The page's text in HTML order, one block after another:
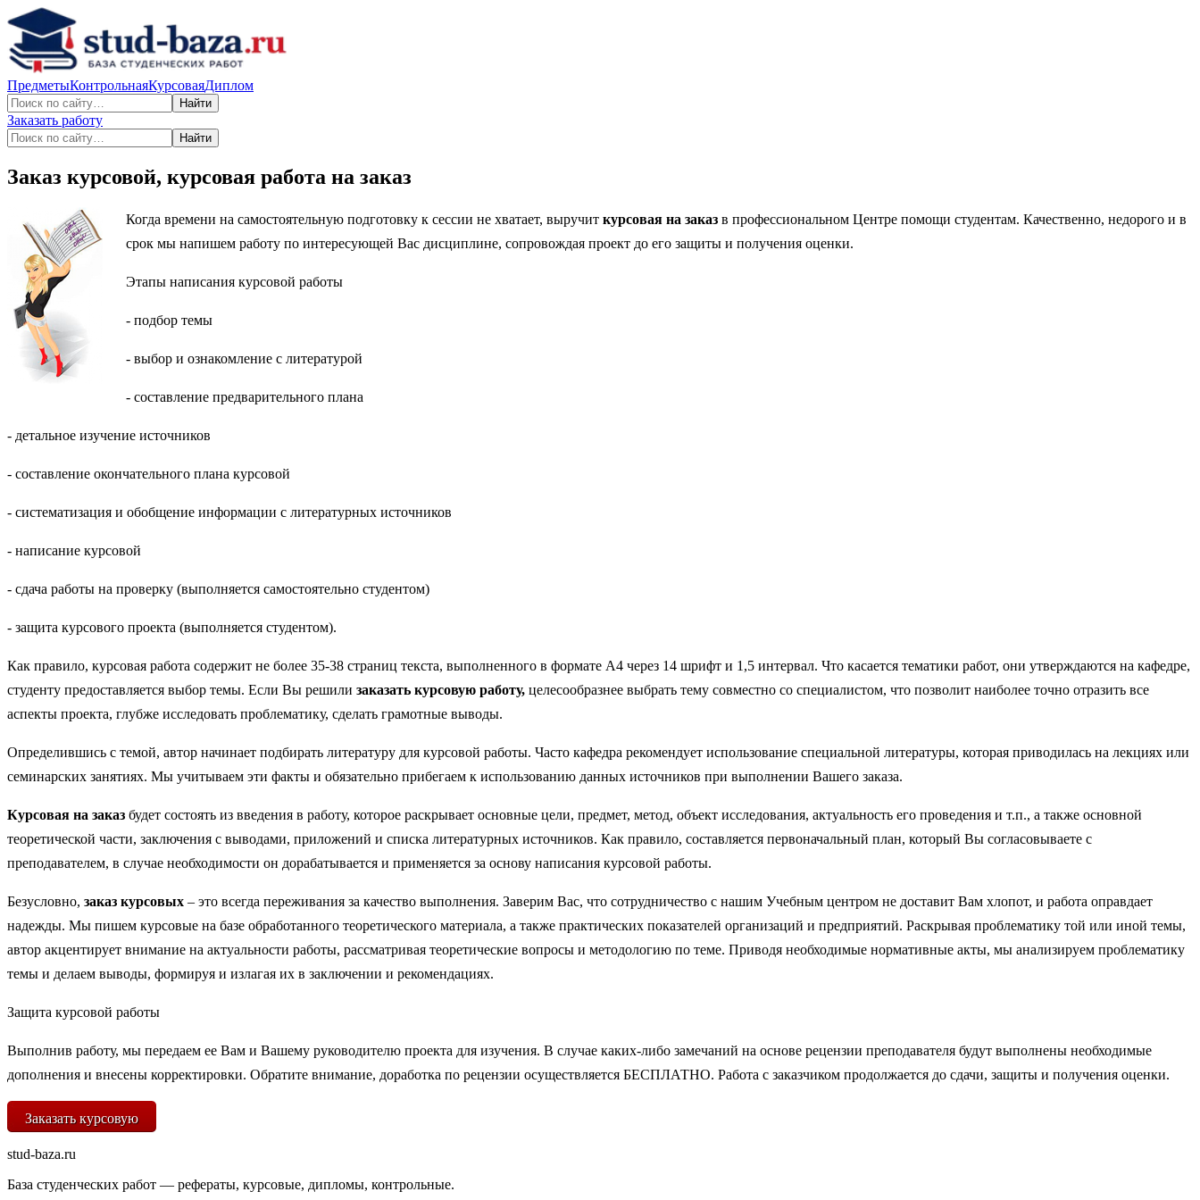
ПредметыКонтрольнаяКурсоваяДиплом
Найти
Заказать работу
Найти
Заказ курсовой, курсовая работа на заказ
Когда времени на самостоятельную подготовку к сессии не хватает, выручит курсовая на заказ в профессиональном Центре помощи студентам. Качественно, недорого и в
срок мы напишем работу по интересующей Вас дисциплине, сопровождая проект до его защиты и получения оценки.
Этапы написания курсовой работы
- подбор темы
- выбор и ознакомление с литературой
- составление предварительного плана
- детальное изучение источников
- составление окончательного плана курсовой
- систематизация и обобщение информации с литературных источников
- написание курсовой
- сдача работы на проверку (выполняется самостоятельно студентом)
- защита курсового проекта (выполняется студентом).
Как правило, курсовая работа содержит не более 35-38 страниц текста, выполненного в формате А4 через 14 шрифт и 1,5 интервал. Что касается тематики работ, они утверждаются на кафедре,
студенту предоставляется выбор темы. Если Вы решили заказать курсовую работу, целесообразнее выбрать тему совместно со специалистом, что позволит наиболее точно отразить все
аспекты проекта, глубже исследовать проблематику, сделать грамотные выводы.
Определившись с темой, автор начинает подбирать литературу для курсовой работы. Часто кафедра рекомендует использование специальной литературы, которая приводилась на лекциях или
семинарских занятиях. Мы учитываем эти факты и обязательно прибегаем к использованию данных источников при выполнении Вашего заказа.
Курсовая на заказ будет состоять из введения в работу, которое раскрывает основные цели, предмет, метод, объект исследования, актуальность его проведения и т.п., а также основной
теоретической части, заключения с выводами, приложений и списка литературных источников. Как правило, составляется первоначальный план, который Вы согласовываете с
преподавателем, в случае необходимости он дорабатывается и применяется за основу написания курсовой работы.
Безусловно, заказ курсовых – это всегда переживания за качество выполнения. Заверим Вас, что сотрудничество с нашим Учебным центром не доставит Вам хлопот, и работа оправдает
надежды. Мы пишем курсовые на базе обработанного теоретического материала, а также практических показателей организаций и предприятий. Раскрывая проблематику той или иной темы,
автор акцентирует внимание на актуальности работы, рассматривая теоретические вопросы и методологию по теме. Приводя необходимые нормативные акты, мы анализируем проблематику
темы и делаем выводы, формируя и излагая их в заключении и рекомендациях.
Защита курсовой работы
Выполнив работу, мы передаем ее Вам и Вашему руководителю проекта для изучения. В случае каких-либо замечаний на основе рецензии преподавателя будут выполнены необходимые
дополнения и внесены корректировки. Обратите внимание, доработка по рецензии осуществляется БЕСПЛАТНО. Работа с заказчиком продолжается до сдачи, защиты и получения оценки.
Заказать курсовую
stud-baza.ru
База студенческих работ — рефераты, курсовые, дипломы, контрольные.